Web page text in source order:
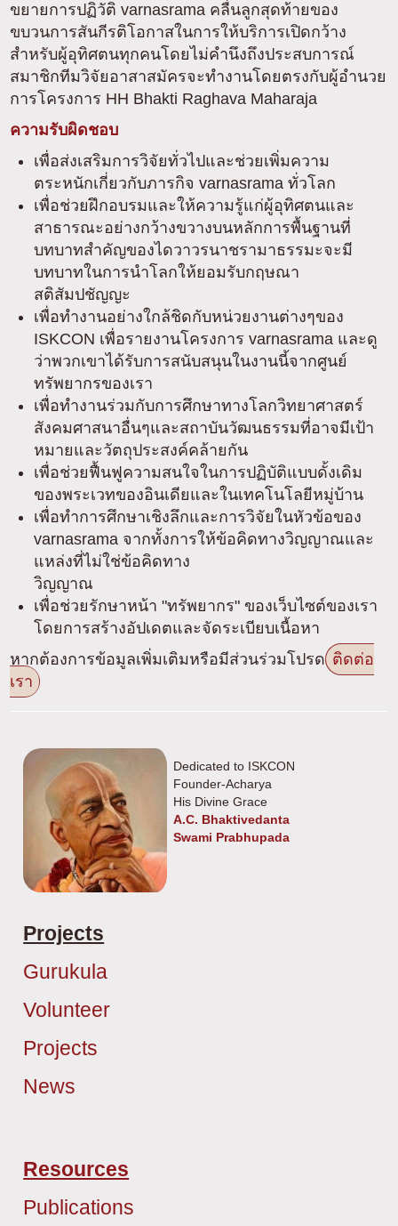
ขยายการปฏิวัติ varnasrama คลื่นลูกสุดท้ายของ
ขบวนการสันกีรติโอกาสในการให้บริการเปิดกว้าง
สำหรับผู้อุทิศตนทุกคนโดยไม่คำนึงถึงประสบการณ์
สมาชิกทีมวิจัยอาสาสมัครจะทำงานโดยตรงกับผู้อำนวย
การโครงการ HH Bhakti Raghava Maharaja
ความรับผิดชอบ
เพื่อส่งเสริมการวิจัยทั่วไปและช่วยเพิ่มความ
ตระหนักเกี่ยวกับภารกิจ varnasrama ทั่วโลก
เพื่อช่วยฝึกอบรมและให้ความรู้แก่ผู้อุทิศตนและ
สาธารณะอย่างกว้างขวางบนหลักการพื้นฐานที่
บทบาทสำคัญของไดวาวรนาชรามาธรรมะจะมี
บทบาทในการนำโลกให้ยอมรับกฤษณา
สติสัมปชัญญะ
เพื่อทำงานอย่างใกล้ชิดกับหน่วยงานต่างๆของ
ISKCON เพื่อรายงานโครงการ varnasrama และดู
ว่าพวกเขาได้รับการสนับสนุนในงานนี้จากศูนย์
ทรัพยากรของเรา
เพื่อทำงานร่วมกับการศึกษาทางโลกวิทยาศาสตร์
สังคมศาสนาอื่นๆและสถาบันวัฒนธรรมที่อาจมีเป้า
หมายและวัตถุประสงค์คล้ายกัน
เพื่อช่วยฟื้นฟูความสนใจในการปฏิบัติแบบดั้งเดิม
ของพระเวทของอินเดียและในเทคโนโลยีหมู่บ้าน
เพื่อทำการศึกษาเชิงลึกและการวิจัยในหัวข้อของ
varnasrama จากทั้งการให้ข้อคิดทางวิญญาณและ
แหล่งที่ไม่ใช่ข้อคิดทาง
วิญญาณ
เพื่อช่วยรักษาหน้า "ทรัพยากร" ของเว็บไซต์ของเรา
โดยการสร้างอัปเดตและจัดระเบียบเนื้อหา
หากต้องการข้อมูลเพิ่มเติมหรือมีส่วนร่วมโปรด ติดต่อ
เรา
Dedicated to ISKCON
Founder-Acharya
His Divine Grace
A.C. Bhaktivedanta
Swami Prabhupada
Projects
Gurukula
Volunteer
Projects
News
Resources
Publications